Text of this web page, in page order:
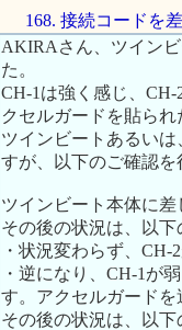
168. 接続コードを
AKIRAさん、ツイン
た。
CH-1は強く感じ、
クセルガードを貼られ
ツインビートあるい
すが、以下のご確認を
ツインビート本体に
その後の状況は、以下
・状況変わらず、CH-
・逆になり、CH-1が
す。アクセルガードを
その後の状況は、以下